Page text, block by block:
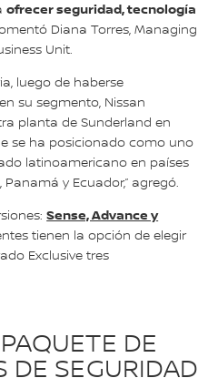
ofrecer seguridad, tecnología
Diana Torres, Managing
Unit.
luego de haberse
su segmento, Nissan
planta de Sunderland en
se ha posicionado como uno
latinoamericano en países
y Ecuador,” agregó.
Sense, Advance y
tienen la opción de elegir
Exclusive tres
DE
DE SEGURIDAD